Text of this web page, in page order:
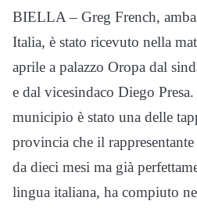
BIELLA – Greg French,
Italia, è stato ricevuto nella
aprile a palazzo Oropa dal
e dal vicesindaco Diego
municipio è stato una delle
provincia che il
da dieci mesi ma già
lingua italiana, ha compiuto